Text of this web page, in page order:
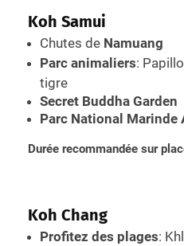
Koh Samui
Chutes de Namuang
Parc animaliers:
tigre
Secret Buddha Garden
Parc National Marinde
Durée recommandée sur
Koh Chang
Profitez des plages: